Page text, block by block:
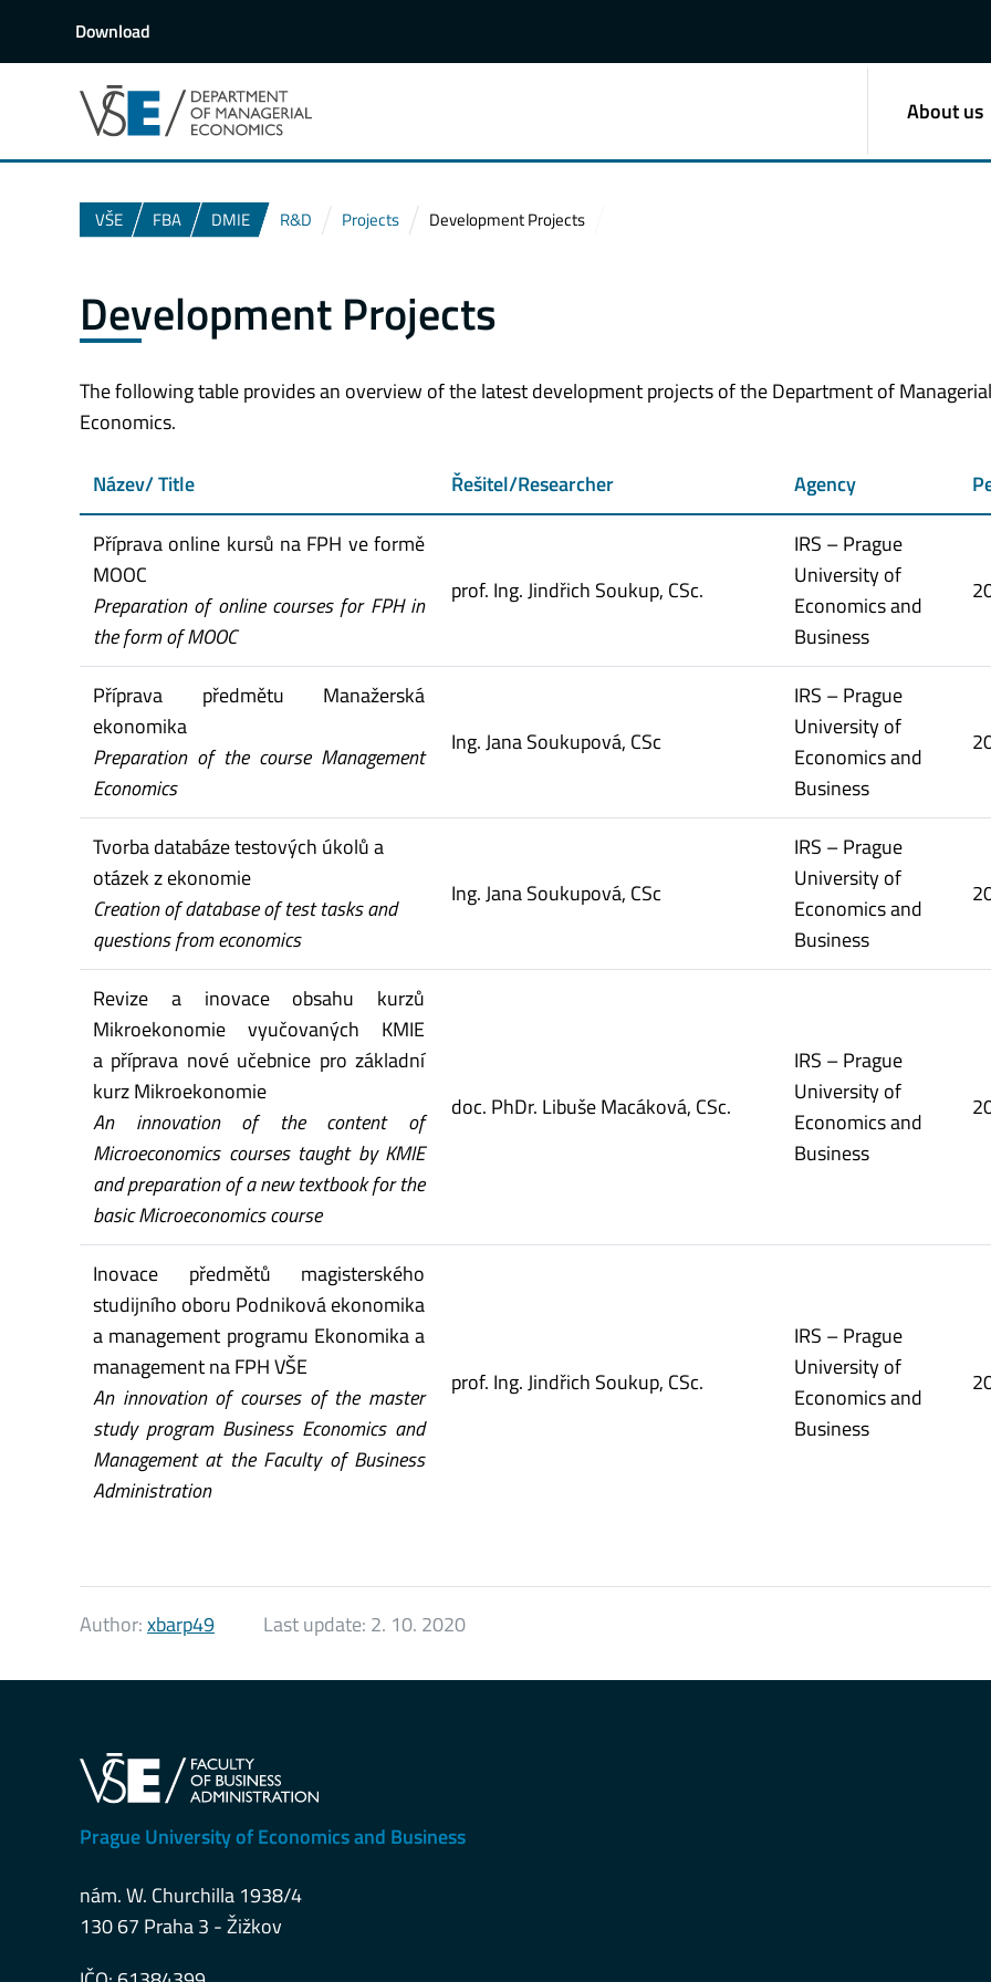
Download
About us
VŠE FBA DMIE R&D Projects Development Projects
Development Projects
The following table provides an overview of the latest development projects of the Department of Managerial
Economics.
Název/ Title Řešitel/Researcher Agency
Příprava online kursů na FPH ve formě
MOOC
Preparation of online courses for FPH in
the form of MOOC
prof. Ing. Jindřich Soukup, CSc.
IRS – Prague
University of
Economics and
Business
Příprava předmětu Manažerská
ekonomika
Preparation of the course Management
Economics
Ing. Jana Soukupová, CSc
IRS – Prague
University of
Economics and
Business
Tvorba databáze testových úkolů a
otázek z ekonomie
Creation of database of test tasks and
questions from economics
Ing. Jana Soukupová, CSc
IRS – Prague
University of
Economics and
Business
Revize a inovace obsahu kurzů
Mikroekonomie vyučovaných KMIE
a příprava nové učebnice pro základní
kurz Mikroekonomie
An innovation of the content of
Microeconomics courses taught by KMIE
and preparation of a new textbook for the
basic Microeconomics course
doc. PhDr. Libuše Macáková, CSc.
IRS – Prague
University of
Economics and
Business
Inovace předmětů magisterského
studijního oboru Podniková ekonomika
a management programu Ekonomika a
management na FPH VŠE
An innovation of courses of the master
study program Business Economics and
Management at the Faculty of Business
Administration
prof. Ing. Jindřich Soukup, CSc.
IRS – Prague
University of
Economics and
Business
Author:xbarp49 Last update: 2. 10. 2020
Prague University of Economics and Business
nám. W. Churchilla 1938/4
130 67 Praha 3 - Žižkov